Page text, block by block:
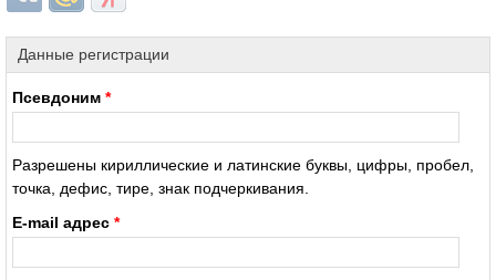
Данные регистрации
Псевдоним *
Разрешены кириллические и латинские буквы, цифры, пробел,
точка, дефис, тире, знак подчеркивания.
E-mail адрес *